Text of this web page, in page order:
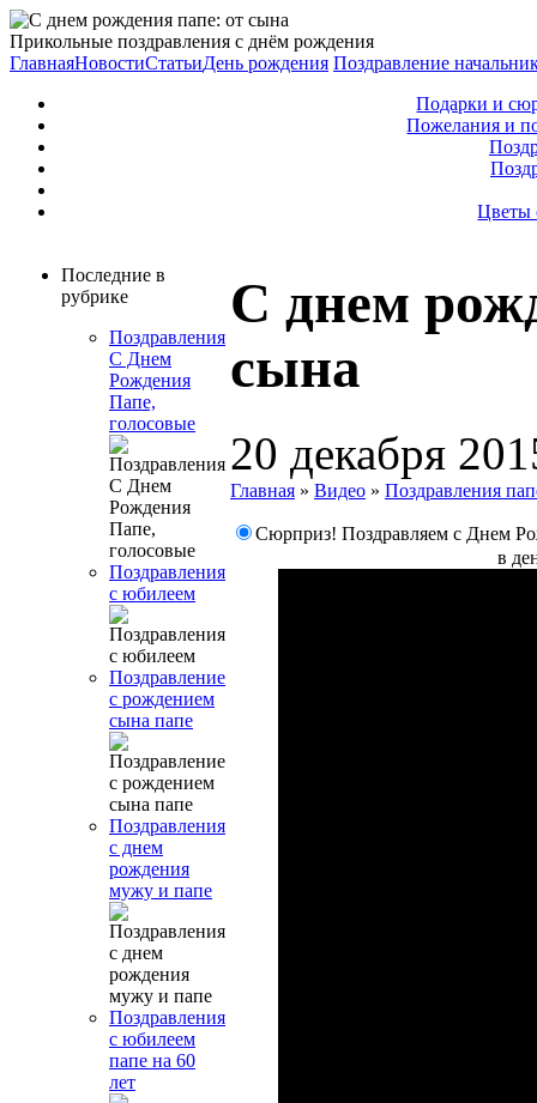
Прикольные поздравления с днём рождения
ГлавнаяНовостиСтатьиДень рождения Поздравление
Подарки и
Пожелания и
Цветы
Последние в
рубрике
Поздравления
С Днем
Рождения
Папе,
голосовые
Поздравления
с юбилеем
Поздравление
с рождением
сына папе
Поздравления
с днем
рождения
мужу и папе
Поздравления
с юбилеем
папе на 60
лет
С днем
сына
20 декабря
Главная » Видео » Поздравления
Сюрприз! Поздравляем с Днем
в